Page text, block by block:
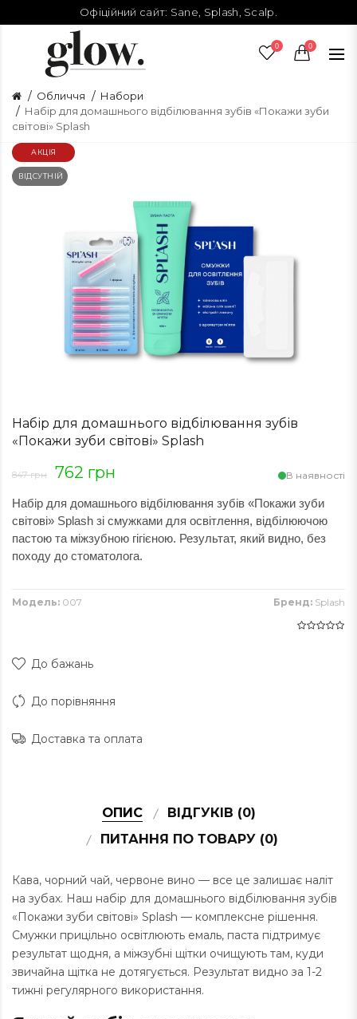
Офіційний сайт: Sane Splash Scalp
0 0
Обличчя
Набори
Набір для домашнього відбілювання зубів «Покажи зуби
світові» Splash
АКЦІЯ
ВІДСУТНІЙ
Набір для домашнього відбілювання зубів
«Покажи зуби світові» Splash
В наявності
847 грн 762 грн
Набір для домашнього відбілювання зубів «Покажи зуби
світові» Splash зі смужками для освітлення, відбілюючою
пастою та міжзубною гігієною. Результат, який видно, без
походу до стоматолога.
Бренд: Splash
Модель: 007
До бажань
До порівняння
Доставка та оплата
ОПИС
ВІДГУКІВ (0)
ПИТАННЯ ПО ТОВАРУ (0)
Кава, чорний чай, червоне вино — все це залишає наліт
на зубах. Наш набір для домашнього відбілювання зубів
«Покажи зуби світові» Splash — комплексне рішення.
Смужки прицільно освітлюють емаль, паста підтримує
результат щодня, а міжзубні щітки очищують там, куди
звичайна щітка не дотягується. Результат видно за 1-2
тижні регулярного використання.